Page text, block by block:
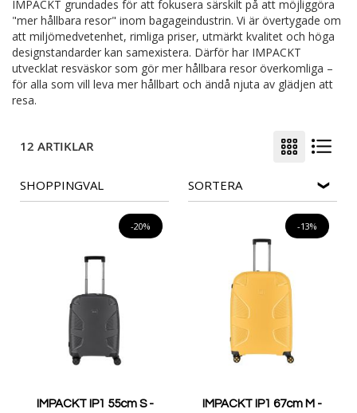
IMPACKT grundades för att fokusera särskilt på att möjliggöra
"mer hållbara resor" inom bagageindustrin. Vi är övertygade om
att miljömedvetenhet, rimliga priser, utmärkt kvalitet och höga
designstandarder kan samexistera. Därför har IMPACKT
utvecklat resväskor som gör mer hållbara resor överkomliga –
för alla som vill leva mer hållbart och ändå njuta av glädjen att
resa.
12 ARTIKLAR
SHOPPINGVAL SORTERA
-20%
IMPACKT IP1 55cm S -
-13%
IMPACKT IP1 67cm M -